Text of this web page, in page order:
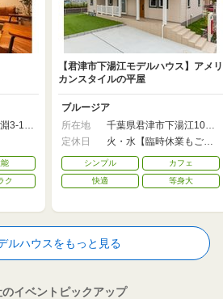
3-13-
ク
【君津市下湯江モデルハウス】アメリ
カンスタイルの平屋
ブルージア
所在地
千葉県君津市下湯江1062
付近
定休日
火・水【臨時休業もござ
シンプル
カフェ
快適
等身大
ルハウスをもっと見る
のイベントピックアップ